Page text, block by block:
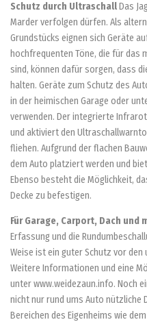
Schutz durch UltraschallDas
Marder verfolgen dürfen. Als
Grundstücks eignen sich Geräte
hochfrequenten Töne, die für das
sind, können dafür sorgen, dass
halten. Geräte zum Schutz des
in der heimischen Garage oder
verwenden. Der integrierte
und aktiviert den
fliehen. Aufgrund der flachen
dem Auto platziert werden und
Ebenso besteht die Möglichkeit,
Decke zu befestigen.
Für Garage, Carport, Dach und
Erfassung und die
Weise ist ein guter Schutz vor den
Weitere Informationen und eine
unter www.weidezaun.info. Noch
nicht nur rund ums Auto nützliche
Bereichen des Eigenheims wie